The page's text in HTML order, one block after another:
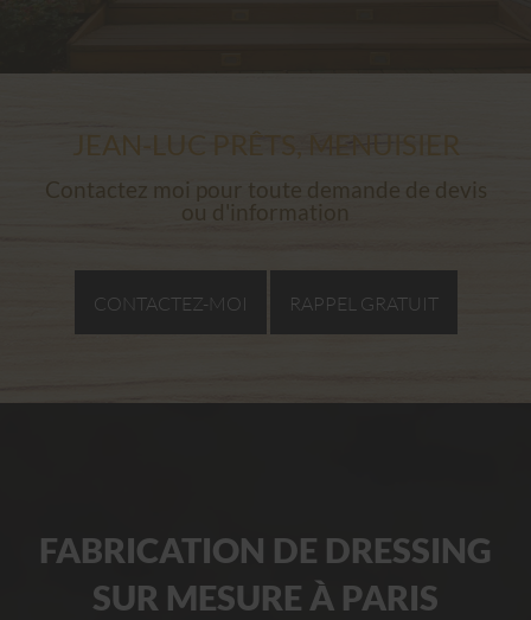
JEAN-LUC PRÊTS, MENUISIER
Contactez moi pour toute demande de devis
ou d'information
CONTACTEZ-MOI RAPPEL GRATUIT
FABRICATION DE DRESSING
SUR MESURE À PARIS